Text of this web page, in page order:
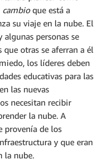
cambioque está a
su viaje en la nube. El
personas se
otras se aferran a él
los líderes deben
educativas para las
las nuevas
necesitan recibir
la nube. A
provenía de los
y que eran
la nube.